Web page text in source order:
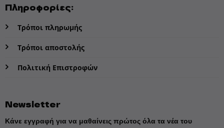
Πληροφορίες:
Τρόποι πληρωμής
Τρόποι αποστολής
Πολιτική Επιστροφών
Newsletter
Κάνε εγγραφή για να μαθαίνεις πρώτος όλα τα νέα του